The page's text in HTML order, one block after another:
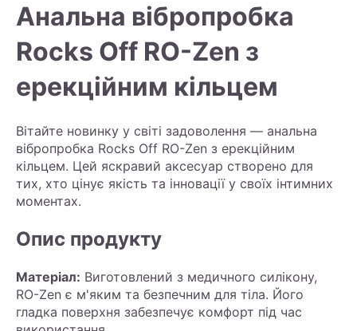
Анальна вібропробка
Rocks Off RO-Zen з
ерекційним кільцем
Вітайте новинку у світі задоволення — анальна
вібропробка Rocks Off RO-Zen з ерекційним
кільцем. Цей яскравий аксесуар створено для
тих, хто цінує якість та інновації у своїх інтимних
моментах.
Опис продукту
Матеріал: Виготовлений з медичного силікону,
RO-Zen є м'яким та безпечним для тіла. Його
гладка поверхня забезпечує комфорт під час